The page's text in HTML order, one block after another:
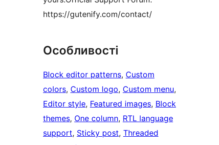
https://gutenify.com/contact/
Особливості
Block editor patterns, Custom
colors, Custom logo, Custom menu
Editor style, Featured images, Block
themes, One column, RTL language
support, Sticky post, Threaded